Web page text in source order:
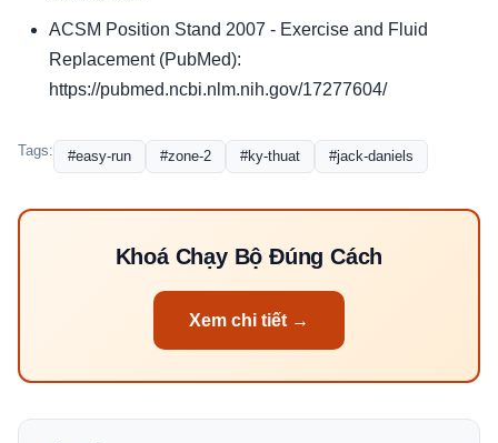
ACSM Position Stand 2007 - Exercise and Fluid
Replacement (PubMed):
https://pubmed.ncbi.nlm.nih.gov/17277604/
Tags: #easy-run #zone-2 #ky-thuat #jack-daniels
Khoá Chạy Bộ Đúng Cách
Xem chi tiết →